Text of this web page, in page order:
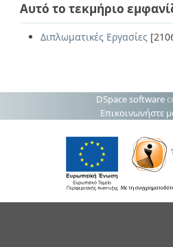
Αυτό το τεκμήριο
Διπλωματικές Εργασίες
DSpace software
Επικοινωνήστε